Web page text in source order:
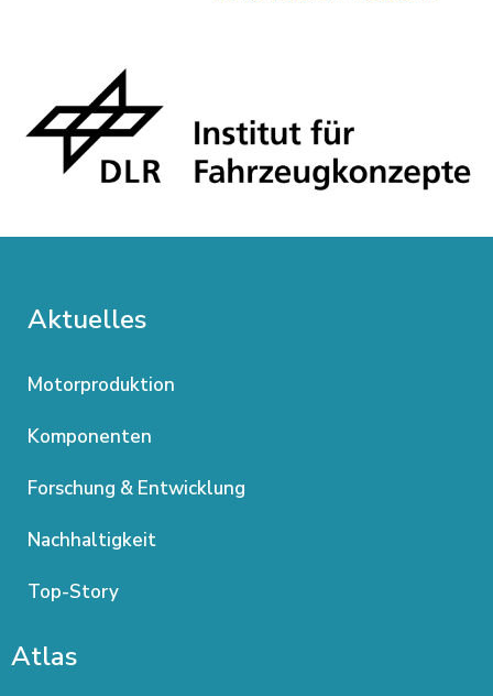
Aktuelles
Motorproduktion
Komponenten
Forschung & Entwicklung
Nachhaltigkeit
Top-Story
Atlas